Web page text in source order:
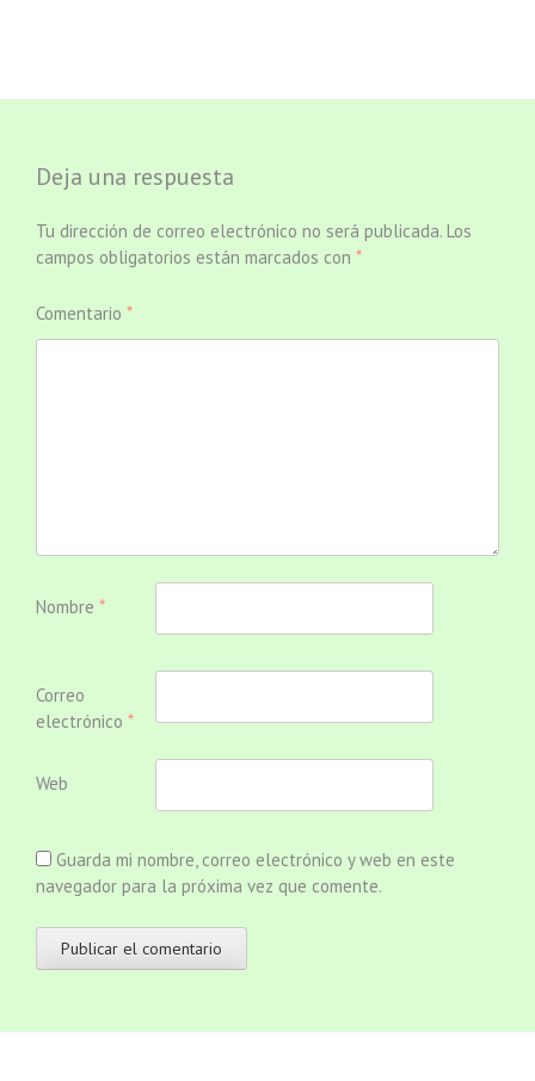
Deja una respuesta
Tu dirección de correo electrónico no será publicada. Los
campos obligatorios están marcados con *
Comentario *
Nombre *
Correo
electrónico *
Web
Guarda mi nombre, correo electrónico y web en este
navegador para la próxima vez que comente.